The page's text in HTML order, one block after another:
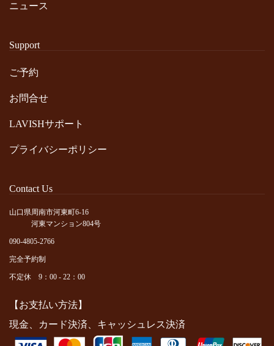
ニュース
Support
ご予約
お問合せ
LAVISHサポート
プライバシーポリシー
Contact Us
山口県周南市河東町6-16
河東マンション804号
090-4805-2766
完全予約制
不定休 9：00 - 22：00
【お支払い方法】
現金、カード決済、キャッシュレス決済